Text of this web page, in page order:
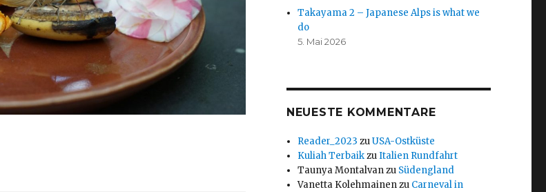
Takayama 2 – Japanese Alps is what we
do
5. Mai 2026
NEUESTE KOMMENTARE
Reader_2023 zuUSA-Ostküste
Kuliah TerbaikzuItalien Rundfahrt
Taunya Montalvanzu Südengland
Vanetta Kolehmainenzu Carneval in